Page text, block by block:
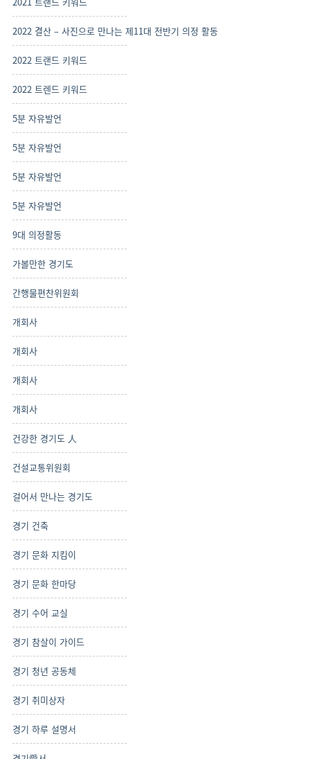
2022 결산 – 사진으로 만나는 제11대 전반기 의정 활동
2022 트랜드 키워드
2022 트렌드 키워드
5분 자유발언
5분 자유발언
5분 자유발언
5분 자유발언
9대 의정활동
가볼만한 경기도
간행물편찬위원회
개회사
개회사
개회사
개회사
건강한 경기도 人
건설교통위원회
걸어서 만나는 경기도
경기 건축
경기 문화 지킴이
경기 문화 한마당
경기 수어 교실
경기 참살이 가이드
경기 청년 공동체
경기 취미상자
경기 하루 설명서